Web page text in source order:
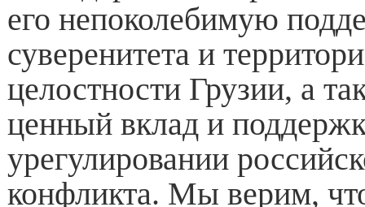
его непоколебимую
суверенитета и
целостности Грузии, а
ценный вклад и
урегулировании
конфликта. Мы верим,